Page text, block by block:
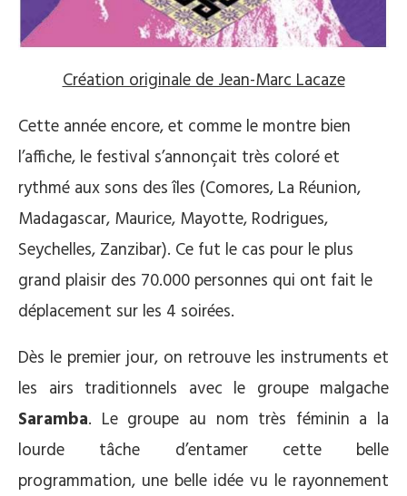
Création originale de Jean-Marc Lacaze
Cette année encore, et comme le montre bien
l’affiche, le festival s’annonçait très coloré et
rythmé aux sons des îles (Comores, La Réunion,
Madagascar, Maurice, Mayotte, Rodrigues,
Seychelles, Zanzibar). Ce fut le cas pour le plus
grand plaisir des 70.000 personnes qui ont fait le
déplacement sur les 4 soirées.
Dès le premier jour, on retrouve les instruments et
les airs traditionnels avec le groupe malgache
Saramba. Le groupe au nom très féminin a la
lourde tâche d’entamer cette belle
programmation, une belle idée vu le rayonnement